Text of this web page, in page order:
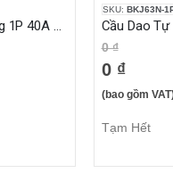
Cầu Dao Tự Động 1P 40A 10KA
SKU: BKJ63N-
0 ₫
0 ₫
(bao gồm
Tạm Hết